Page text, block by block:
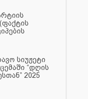
სიუჟეტი
“დღის
2025